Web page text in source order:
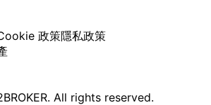
政策隱私政策
All rights reserved.